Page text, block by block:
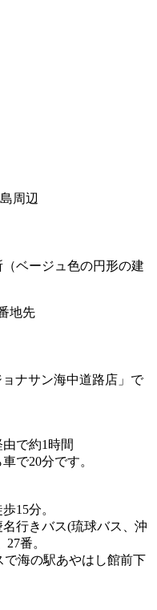
周辺
ベージュ色の円形の建
地先
ナサン海中道路店」で
で約1時間
で20分です。
15分。
行きバス(琉球バス、沖
番。
海の駅あやはし館前下